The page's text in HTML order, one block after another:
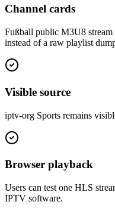
Channel cards
Fußball public M3U8 stream
instead of a raw playlist
Visible source
iptv-org Sports remains
Browser playback
Users can test one HLS
IPTV software.